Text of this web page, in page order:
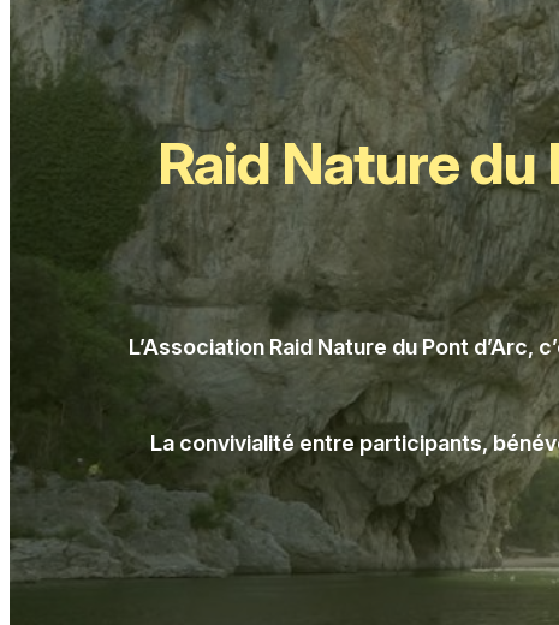
Raid Nature du
L’Association Raid Nature du Pont
La convivialité entre participants,